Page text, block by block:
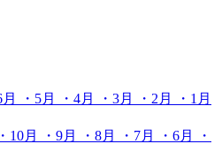
月 ・5月 ・4月 ・3月 ・2月
・1月
・10月 ・9月 ・8月 ・7月 ・6月
・